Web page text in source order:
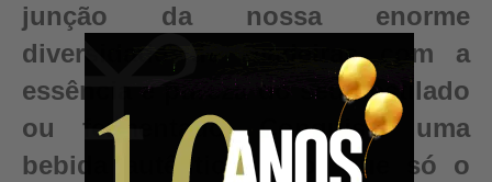
junção da nossa enorme
diversidade de madeiras com a
essência e pureza do seu destilado
ou fermentado. Conquiste uma
bebida autêntica, valor que só o